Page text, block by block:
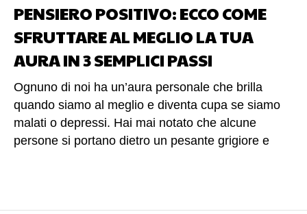
PENSIERO POSITIVO: ECCO COME
SFRUTTARE AL MEGLIO LA TUA
AURA IN 3 SEMPLICI PASSI
Ognuno di noi ha un’aura personale che brilla
quando siamo al meglio e diventa cupa se siamo
malati o depressi. Hai mai notato che alcune
persone si portano dietro un pesante grigiore e